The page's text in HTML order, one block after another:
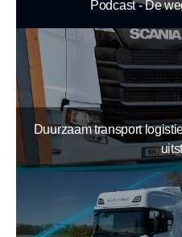
Podcast - De
Duurzaam transport